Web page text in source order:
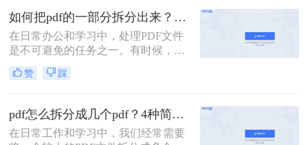
有用的技能。那么PDF文件如何拆分
成多个文件呢？本文将介绍三种常用
的方法，帮助你轻松拆分PDF文件。
如何把pdf的一部分拆分出来？这3种分割方法很简单！
在日常办公和学习中，处理PDF文件
是不可避免的任务之一。有时候，我
们需要从一份PDF文件中提取出某一
部分内容，以便与他人分享或用于其
出来呢？本文将介绍三种将PDF的一
部分拆分出来的方法。
赞 踩
pdf怎么拆分成几个pdf？4种简单方法分享~
在日常工作和学习中，我们经常需要